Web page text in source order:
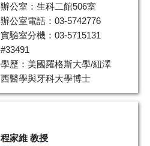
辦公室：生科二館506室
辦公室電話：03-5742776
實驗室分機：03-5715131
#33491
學歷：美國羅格斯大學/紐澤
西醫學與牙科大學博士
領域：老化、癌症等疾病進程
程家維 教授